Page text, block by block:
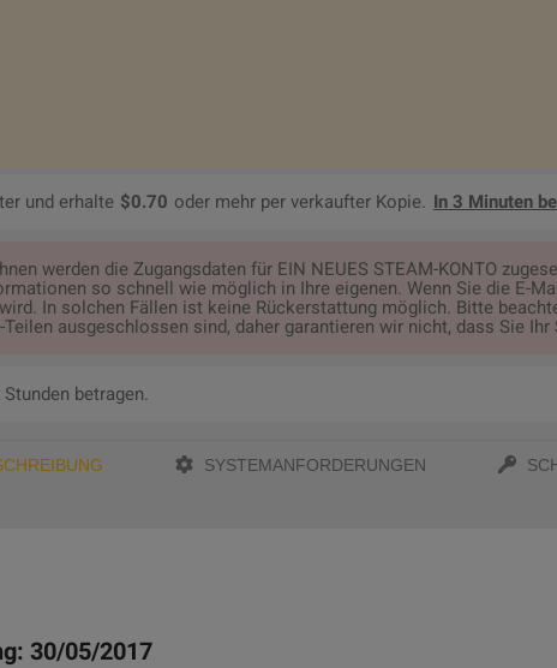
und erhalte $0.70 oder mehr per verkaufter Kopie. In 3 Minuten
werden die Zugangsdaten für EIN NEUES STEAM-KONTO
so schnell wie möglich in Ihre eigenen. Wenn Sie die E-
In solchen Fällen ist keine Rückerstattung möglich. Bitte
ausgeschlossen sind, daher garantieren wir nicht, dass Sie
betragen.
SYSTEMANFORDERUNGEN
30/05/2017